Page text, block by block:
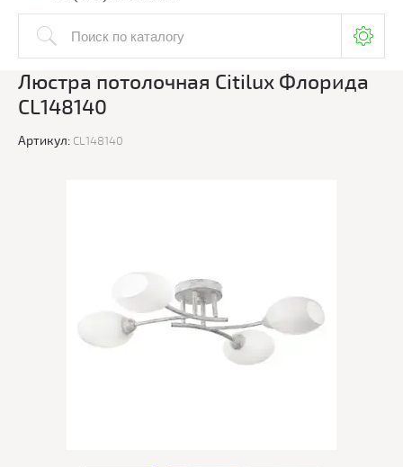
Люстра потолочная Citilux Флорида
CL148140
Артикул: CL148140